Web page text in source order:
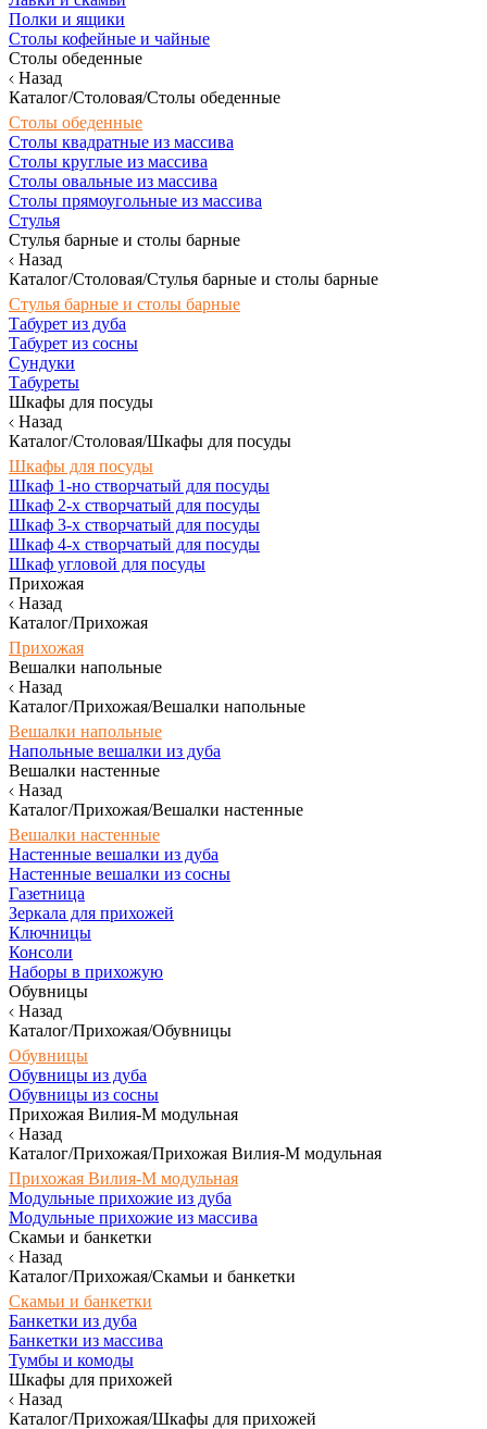
Полки и ящики
Столы кофейные и чайные
Столы обеденные
Назад
Каталог/Столовая/Столы обеденные
Столы обеденные
Столы квадратные из массива
Столы круглые из массива
Столы овальные из массива
Столы прямоугольные из массива
Стулья
Стулья барные и столы барные
Назад
Каталог/Столовая/Стулья барные и столы барные
Стулья барные и столы барные
Табурет из дуба
Табурет из сосны
Сундуки
Табуреты
Шкафы для посуды
Назад
Каталог/Столовая/Шкафы для посуды
Шкафы для посуды
Шкаф 1-но створчатый для посуды
Шкаф 2-х створчатый для посуды
Шкаф 3-х створчатый для посуды
Шкаф 4-х створчатый для посуды
Шкаф угловой для посуды
Прихожая
Назад
Каталог/Прихожая
Прихожая
Вешалки напольные
Назад
Каталог/Прихожая/Вешалки напольные
Вешалки напольные
Напольные вешалки из дуба
Вешалки настенные
Назад
Каталог/Прихожая/Вешалки настенные
Вешалки настенные
Настенные вешалки из дуба
Настенные вешалки из сосны
Газетница
Зеркала для прихожей
Ключницы
Консоли
Наборы в прихожую
Обувницы
Назад
Каталог/Прихожая/Обувницы
Обувницы
Обувницы из дуба
Обувницы из сосны
Прихожая Вилия-М модульная
Назад
Каталог/Прихожая/Прихожая Вилия-М модульная
Прихожая Вилия-М модульная
Модульные прихожие из дуба
Модульные прихожие из массива
Скамьи и банкетки
Назад
Каталог/Прихожая/Скамьи и банкетки
Скамьи и банкетки
Банкетки из дуба
Банкетки из массива
Тумбы и комоды
Шкафы для прихожей
Назад
Каталог/Прихожая/Шкафы для прихожей